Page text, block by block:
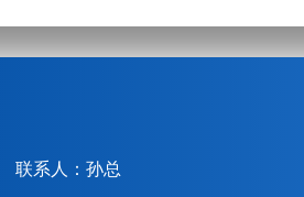
联系人：孙总